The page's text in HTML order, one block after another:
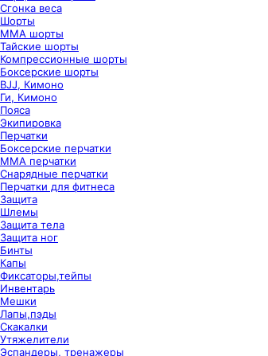
Сгонка веса
Шорты
ММА шорты
Тайские шорты
Компрессионные шорты
Боксерские шорты
BJJ, Кимоно
Ги, Кимоно
Пояса
Экипировка
Перчатки
Боксерские перчатки
ММА перчатки
Снарядные перчатки
Перчатки для фитнеса
Защита
Шлемы
Защита тела
Защита ног
Бинты
Капы
Фиксаторы,тейпы
Инвентарь
Мешки
Лапы,пэды
Скакалки
Утяжелители
Эспандеры, тренажеры